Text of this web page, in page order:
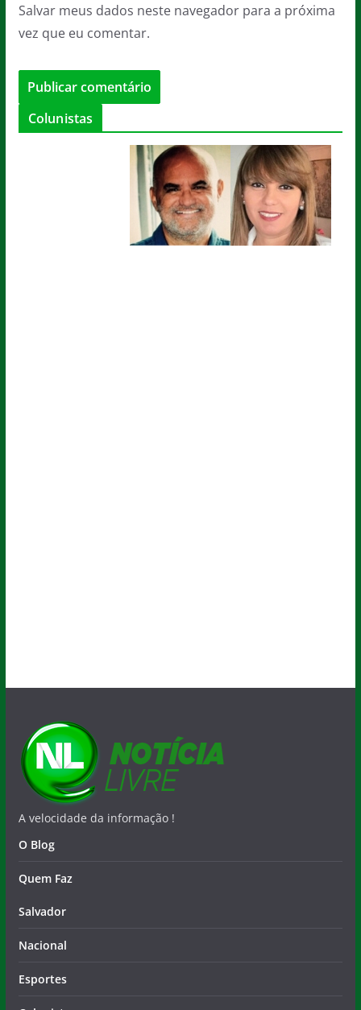
Salvar meus dados neste navegador para a próxima
vez que eu comentar.
Colunistas
A velocidade da informação !
O Blog
Quem Faz
Salvador
Nacional
Esportes